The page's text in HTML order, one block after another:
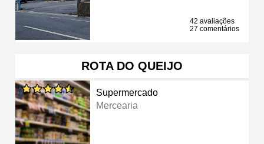
42 avaliações
27 comentários
ROTA DO QUEIJO
Supermercado
Mercearia